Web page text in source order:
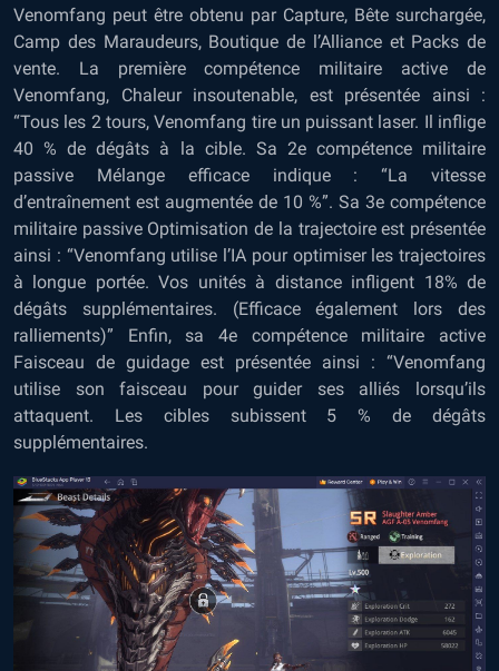
Venomfang peut être obtenu par Capture, Bête surchargée,
Camp des Maraudeurs, Boutique de l’Alliance et Packs de
vente. La première compétence militaire active de
Venomfang, Chaleur insoutenable, est présentée ainsi :
“Tous les 2 tours, Venomfang tire un puissant laser. Il inflige
40 % de dégâts à la cible. Sa 2e compétence militaire
passive Mélange efficace indique : “La vitesse
d’entraînement est augmentée de 10 %”. Sa 3e compétence
militaire passive Optimisation de la trajectoire est présentée
ainsi : “Venomfang utilise l’IA pour optimiser les trajectoires
à longue portée. Vos unités à distance infligent 18% de
dégâts supplémentaires. (Efficace également lors des
ralliements)” Enfin, sa 4e compétence militaire active
Faisceau de guidage est présentée ainsi : “Venomfang
utilise son faisceau pour guider ses alliés lorsqu’ils
attaquent. Les cibles subissent 5 % de dégâts
supplémentaires.